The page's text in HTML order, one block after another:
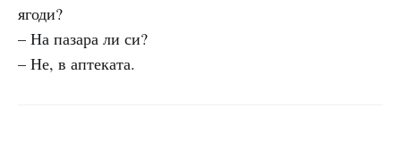
ягоди?
– На пазара ли си?
– Не, в аптеката.